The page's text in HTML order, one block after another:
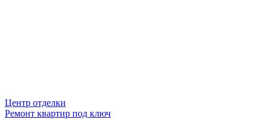
Центр отделки
Ремонт квартир под ключ